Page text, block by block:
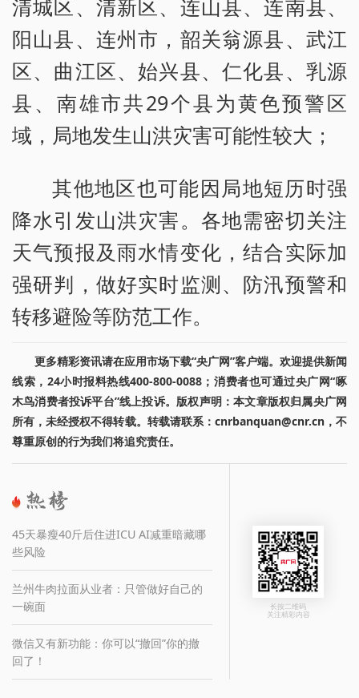
清城区、清新区、连山县、连南县、
阳山县、连州市，韶关翁源县、武江
区、曲江区、始兴县、仁化县、乳源
县、南雄市共29个县为黄色预警区
域，局地发生山洪灾害可能性较大；
其他地区也可能因局地短历时强
降水引发山洪灾害。各地需密切关注
天气预报及雨水情变化，结合实际加
强研判，做好实时监测、防汛预警和
转移避险等防范工作。
更多精彩资讯请在应用市场下载“央广网”客户端。欢迎提供新闻
线索，24小时报料热线400-800-0088；消费者也可通过央广网“啄
木鸟消费者投诉平台”线上投诉。版权声明：本文章版权归属央广网
所有，未经授权不得转载。转载请联系：cnrbanquan@cnr.cn，不
尊重原创的行为我们将追究责任。
45天暴瘦40斤后住进ICU AI减重暗藏哪
些风险
兰州牛肉拉面从业者：只管做好自己的
一碗面
微信又有新功能：你可以“撤回”你的撤
回了！
长按二维码
关注精彩内容